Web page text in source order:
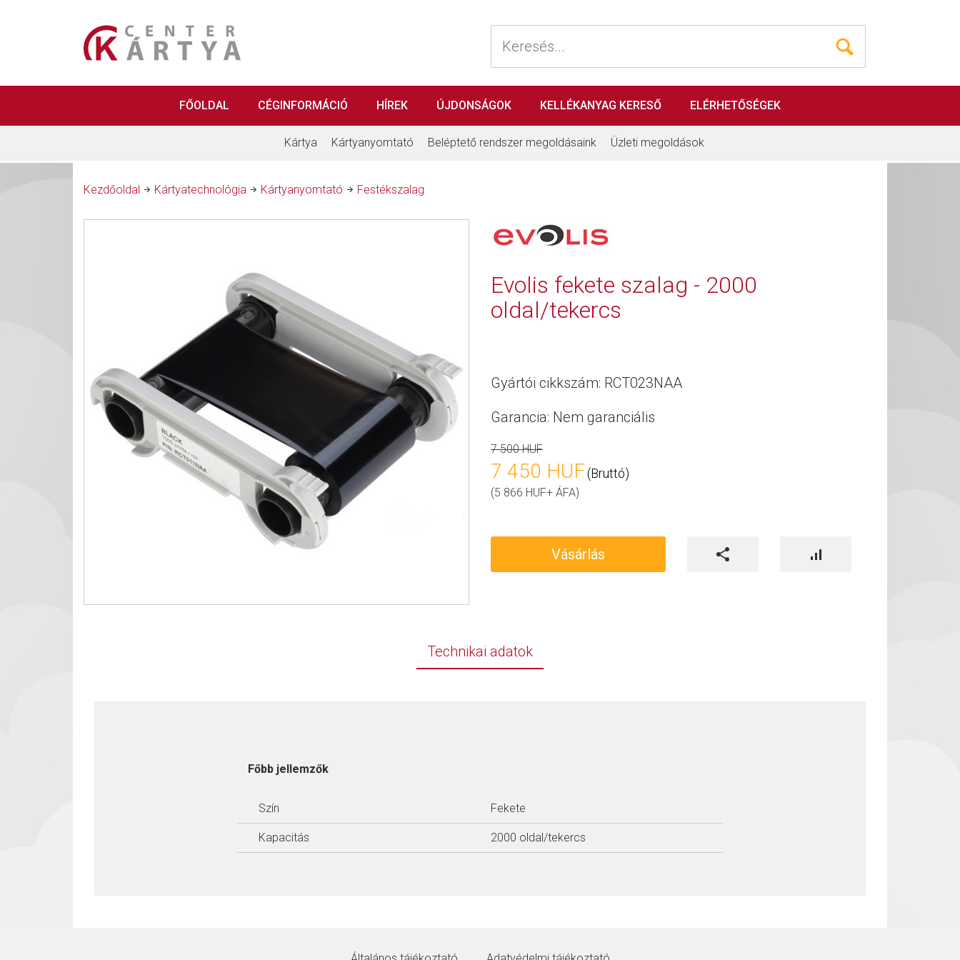
FŐOLDAL CÉGINFORMÁCIÓ HÍREK ÚJDONSÁGOK KELLÉKANYAG KERESŐ ELÉRHETŐSÉGEK
Kártya Kártyanyomtató Beléptető rendszer megoldásaink Üzleti megoldások
Kezdőoldal Kártyatechnológia Kártyanyomtató Festékszalag
Evolis fekete szalag - 2000
oldal/tekercs
Gyártói cikkszám: RCT023NAA
Garancia: Nem garanciális
7 500 HUF
7 450 HUF(Bruttó)
(5 866 HUF+ ÁFA)
Vásárlás
Technikai adatok
Főbb jellemzők
Szín Fekete
Kapacitás 2000 oldal/tekercs